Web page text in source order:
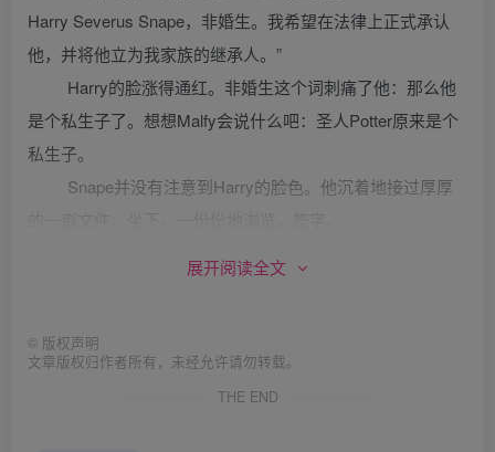
Harry Severus Snape，非婚生。我希望在法律上正式承认
他，并将他立为我家族的继承人。”
Harry的脸涨得通红。非婚生这个词刺痛了他：那么他
是个私生子了。想想Malfy会说什么吧：圣人Potter原来是个
私生子。
Snape并没有注意到Harry的脸色。他沉着地接过厚厚
Harry犹豫地接过纸张。这是关于更改姓氏的问题的声
展开阅读全文
© 版权声明
文章版权归作者所有，未经允许请勿转载。
THE END